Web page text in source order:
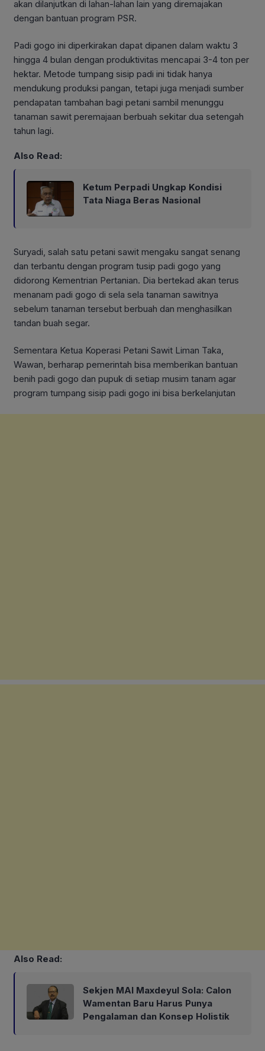
akan dilanjutkan di lahan-lahan lain yang diremajakan
dengan bantuan program PSR.
Padi gogo ini diperkirakan dapat dipanen dalam waktu 3
hingga 4 bulan dengan produktivitas mencapai 3-4 ton per
hektar. Metode tumpang sisip padi ini tidak hanya
mendukung produksi pangan, tetapi juga menjadi sumber
pendapatan tambahan bagi petani sambil menunggu
tanaman sawit peremajaan berbuah sekitar dua setengah
tahun lagi.
Also Read:
Ketum Perpadi Ungkap Kondisi
Tata Niaga Beras Nasional
Suryadi, salah satu petani sawit mengaku sangat senang
dan terbantu dengan program tusip padi gogo yang
didorong Kementrian Pertanian. Dia bertekad akan terus
menanam padi gogo di sela sela tanaman sawitnya
sebelum tanaman tersebut berbuah dan menghasilkan
tandan buah segar.
Sementara Ketua Koperasi Petani Sawit Liman Taka,
Wawan, berharap pemerintah bisa memberikan bantuan
benih padi gogo dan pupuk di setiap musim tanam agar
program tumpang sisip padi gogo ini bisa berkelanjutan
Also Read:
Sekjen MAI Maxdeyul Sola: Calon
Wamentan Baru Harus Punya
Pengalaman dan Konsep Holistik